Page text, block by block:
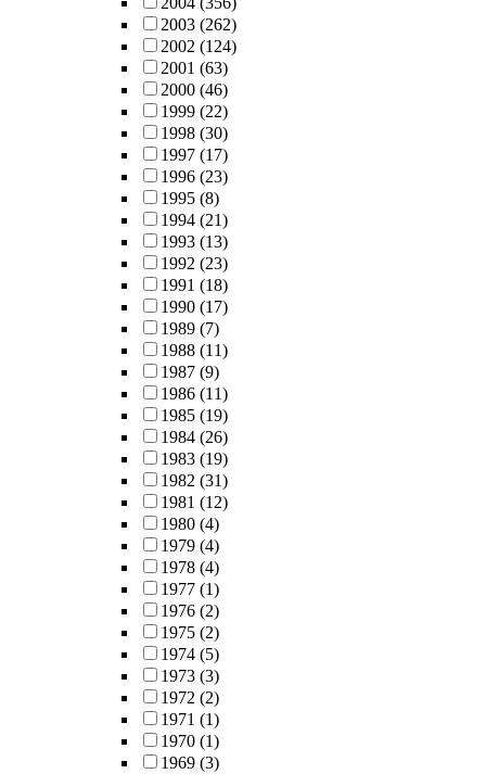
2003 (262)
2002 (124)
2001 (63)
2000 (46)
1999 (22)
1998 (30)
1997 (17)
1996 (23)
1995 (8)
1994 (21)
1993 (13)
1992 (23)
1991 (18)
1990 (17)
1989 (7)
1988 (11)
1987 (9)
1986 (11)
1985 (19)
1984 (26)
1983 (19)
1982 (31)
1981 (12)
1980 (4)
1979 (4)
1978 (4)
1977 (1)
1976 (2)
1975 (2)
1974 (5)
1973 (3)
1972 (2)
1971 (1)
1970 (1)
1969 (3)